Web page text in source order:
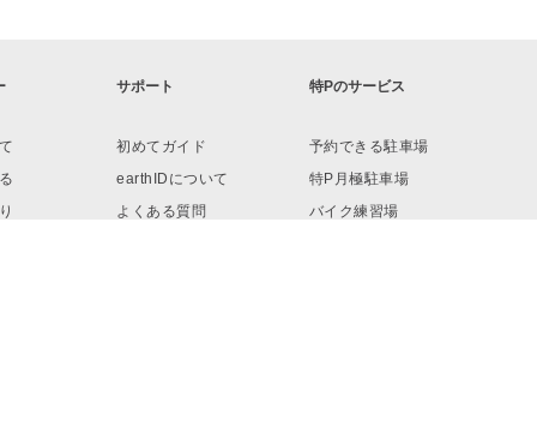
サポート
初めてガイド
earthIDについて
よくある質問
特Pのサービス
予約できる駐車場
特P月極駐車場
バイク練習場